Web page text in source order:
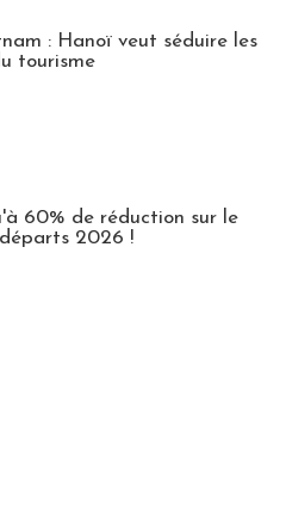
: Hanoï veut séduire les
tourisme
60% de réduction sur le
2026 !